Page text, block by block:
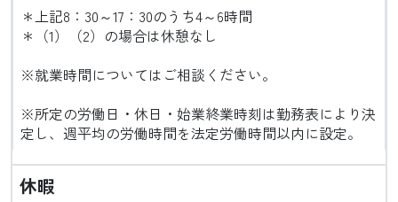
＊上記8：30～17：30のうち4～6時間
＊（1）（2）の場合は休憩なし
※就業時間についてはご相談ください。
※所定の労働日・休日・始業終業時刻は勤務表により決
定し、週平均の労働時間を法定労働時間以内に設定。
休暇